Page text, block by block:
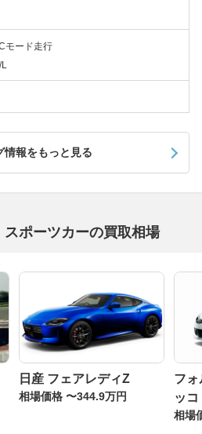
モード走行
L
情報をもっと見る
ポーツカーの買取相場
日産 フェアレディZ
相場価格 〜344.9万円
フォ
ッコ
相場